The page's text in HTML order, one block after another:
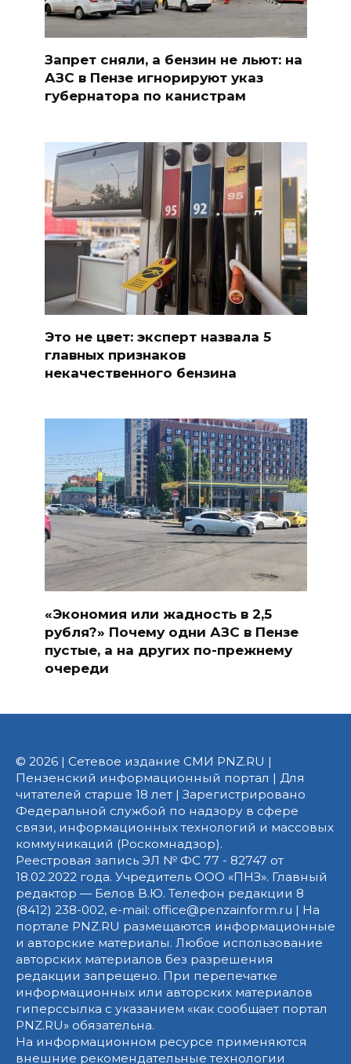
Запрет сняли, а бензин не льют: на
АЗС в Пензе игнорируют указ
губернатора по канистрам
Это не цвет: эксперт назвала 5
главных признаков
некачественного бензина
«Экономия или жадность в 2,5
рубля?» Почему одни АЗС в Пензе
пустые, а на других по-прежнему
очереди
© 2026 | Сетевое издание СМИ PNZ.RU |
Пензенский информационный портал | Для
читателей старше 18 лет | Зарегистрировано
Федеральной службой по надзору в сфере
связи, информационных технологий и массовых
коммуникаций (Роскомнадзор).
Реестровая запись ЭЛ № ФС 77 - 82747 от
18.02.2022 года. Учредитель ООО «ПНЗ». Главный
редактор — Белов В.Ю. Телефон редакции 8
(8412) 238-002, e-mail: office@penzainform.ru | На
портале PNZ.RU размещаются информационные
и авторские материалы. Любое использование
авторских материалов без разрешения
редакции запрещено. При перепечатке
информационных или авторских материалов
гиперссылка с указанием «как сообщает портал
PNZ.RU» обязательна.
На информационном ресурсе применяются
внешние рекомендательные технологии